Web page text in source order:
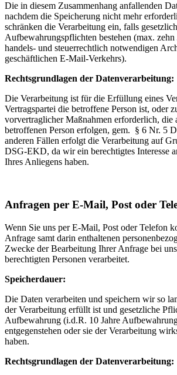
Die in diesem Zusammenhang anfallenden
nachdem die Speicherung nicht mehr
schränken die Verarbeitung ein, falls
Aufbewahrungspflichten bestehen (max. zehn
handels- und steuerrechtlich notwendigen
geschäftlichen E-Mail-Verkehrs).
Rechtsgrundlagen der Datenverarbeitung:
Die Verarbeitung ist für die Erfüllung eines
Vertragspartei die betroffene Person ist, oder
vorvertraglicher Maßnahmen erforderlich, die
betroffenen Person erfolgen, gem. § 6 Nr. 5
anderen Fällen erfolgt die Verarbeitung auf
DSG-EKD, da wir ein berechtigtes Interesse
Ihres Anliegens haben.
Anfragen per E-Mail, Post oder
Wenn Sie uns per E-Mail, Post oder Telefon
Anfrage samt darin enthaltenen
Zwecke der Bearbeitung Ihrer Anfrage bei
berechtigten Personen verarbeitet.
Speicherdauer:
Die Daten verarbeiten und speichern wir so
der Verarbeitung erfüllt ist und gesetzliche
Aufbewahrung (i.d.R. 10 Jahre
entgegenstehen oder sie der Verarbeitung
haben.
Rechtsgrundlagen der Datenverarbeitung: